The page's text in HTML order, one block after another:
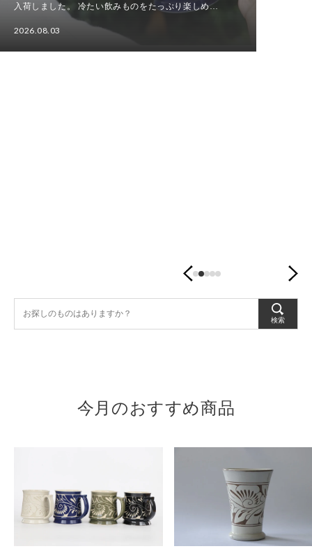
入荷しました。 冷たい飲みものをたっぷり楽しめる
ビアマグカップやビアカップをはじめ、食卓に涼や
かさを添える水差し、さまざまな場面で使いやすい
2026.08.03
検索
今月のおすすめ商品